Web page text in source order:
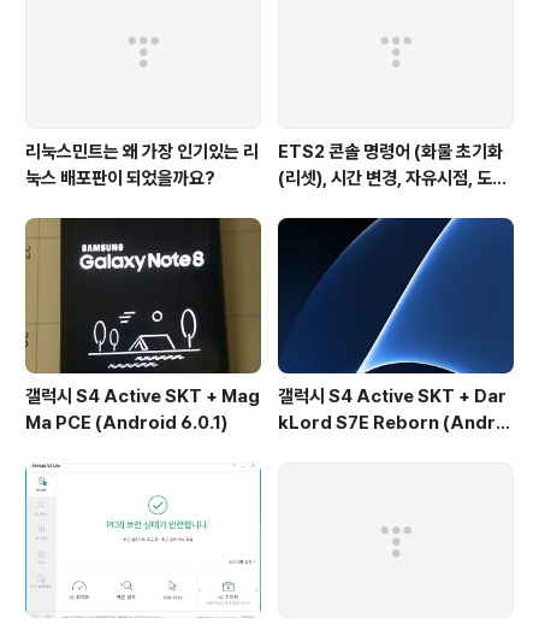
리눅스민트는 왜 가장 인기있는 리
눅스 배포판이 되었을까요?
ETS2 콘솔 명령어 (화물 초기화
(리셋), 시간 변경, 자유시점, 도시
도)
갤럭시 S4 Active SKT + Mag
Ma PCE (Android 6.0.1)
갤럭시 S4 Active SKT + Dar
kLord S7E Reborn (Androi